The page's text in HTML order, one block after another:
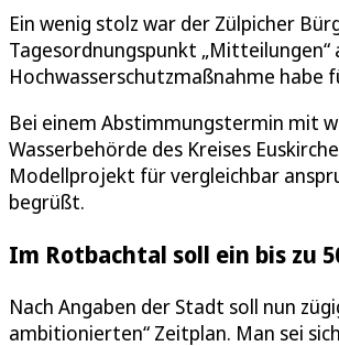
Ein wenig stolz war der Zülpicher
Tagesordnungspunkt „Mitteilungen“
Hochwasserschutzmaßnahme habe
Bei einem Abstimmungstermin mit
Wasserbehörde des Kreises
Modellprojekt für vergleichbar
begrüßt.
Im Rotbachtal soll ein bis zu
Nach Angaben der Stadt soll nun
ambitionierten“ Zeitplan. Man sei